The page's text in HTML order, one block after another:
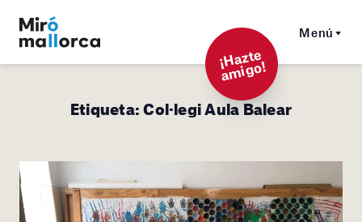
Menú
¡
Hazt
e
a
mi
g
o!
Etiqueta:Col·legi Aula Balear